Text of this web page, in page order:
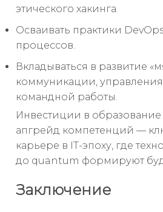
этического хакинга.
Осваивать практики
процессов.
Вкладываться в развитие
коммуникации,
командной работы.
Инвестиции в
апгрейд компетенций —
карьере в IT-эпоху, где
до quantum формируют
Заключение